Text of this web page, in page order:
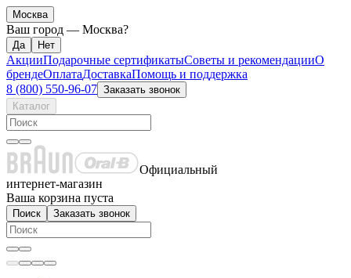
Москва
Ваш город — Москва?
АкцииПодарочные сертификатыСоветы и рекомендацииО
брендеОплатаДоставкаПомощь и поддержка
8 (800) 550-96-07 Заказать звонок
Каталог
Официальный
интернет-магазин
Ваша корзина пуста
Поиск Заказать звонок